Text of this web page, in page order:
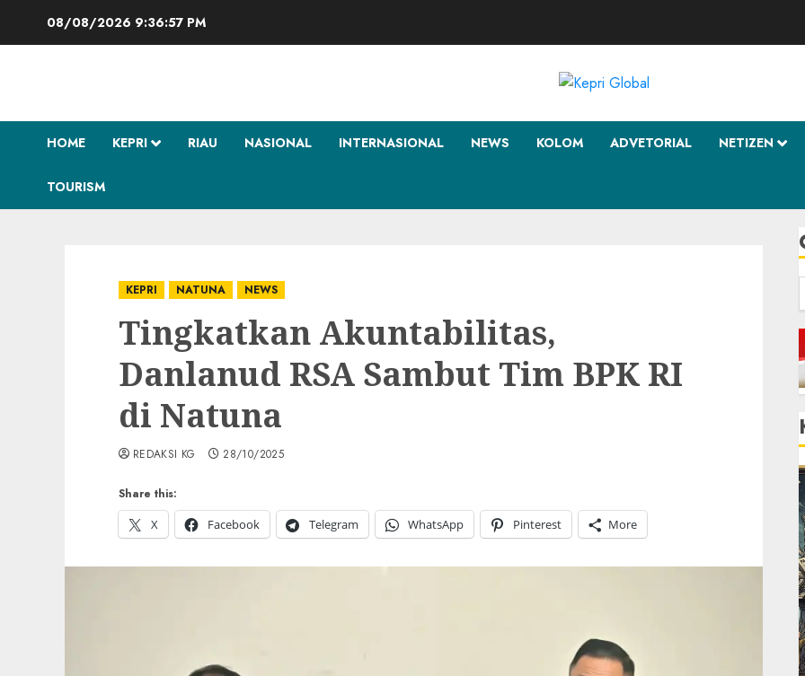
08/08/2026 9:36:58 PM
HOME KEPRI RIAU NASIONAL INTERNASIONAL NEWS KOLOM ADVETORIAL NETIZEN
TOURISM
KEPRI NATUNA NEWS
Tingkatkan Akuntabilitas,
Danlanud RSA Sambut Tim BPK RI
di Natuna
Share this:
X
Facebook Telegram WhatsApp Pinterest More
REDAKSI KG 28/10/2025